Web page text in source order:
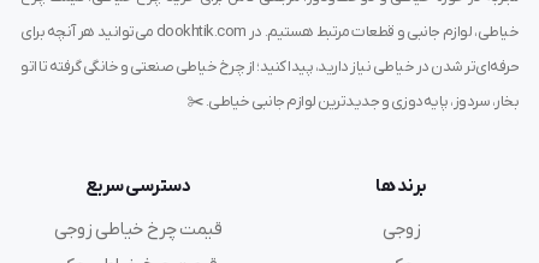
دوخت تمیز و یکنواخت بدون آسیب به پارچه
طراحی سبک و دقیق برای کار با چرخ‌های اتومات
افزایش دقت اپراتور در تنظیم نقطه شروع و پایان دوخت
خیاطی، لوازم جانبی و قطعات مرتبط هستیم. در dookhtik.com می‌توانید هر آنچه برای
حرفه‌ای‌تر شدن در خیاطی نیاز دارید، پیدا کنید؛ از چرخ خیاطی صنعتی و خانگی گرفته تا اتو
بخار، سردوز، پایه‌دوزی و جدیدترین لوازم جانبی خیاطی. ✂️
برند ها
زوجی
دسترسی سریع
قیمت چرخ خیاطی زوجی